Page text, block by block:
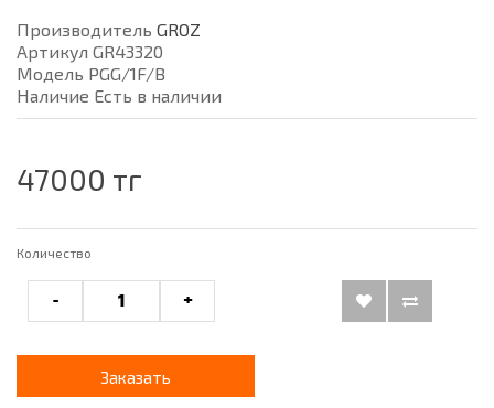
Производитель GROZ
Артикул GR43320
Модель PGG/1F/B
Наличие Есть в наличии
47000 тг
Количество
- +
Заказать